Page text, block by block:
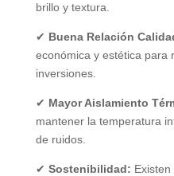
brillo y textura.
✔ Buena Relación
económica y estética para
inversiones.
✔ Mayor Aislamiento
mantener la temperatura
de ruidos.
✔ Sostenibilidad: